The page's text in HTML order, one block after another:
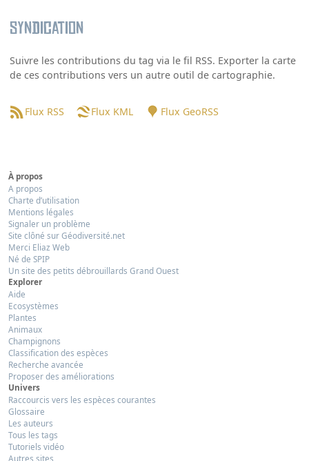
Syndication
Suivre les contributions du tag via le fil RSS. Exporter la carte
de ces contributions vers un autre outil de cartographie.
Flux RSS Flux KML Flux GeoRSS
À propos
A propos
Charte d’utilisation
Mentions légales
Signaler un problème
Site clôné sur Géodiversité.net
Merci Eliaz Web
Né de SPIP
Un site des petits débrouillards Grand Ouest
Explorer
Aide
Ecosystèmes
Plantes
Animaux
Champignons
Classification des espèces
Recherche avancée
Proposer des améliorations
Univers
Raccourcis vers les espèces courantes
Glossaire
Les auteurs
Tous les tags
Tutoriels vidéo
Autres sites